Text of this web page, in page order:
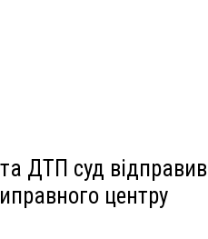
ДТП суд відправив
центру